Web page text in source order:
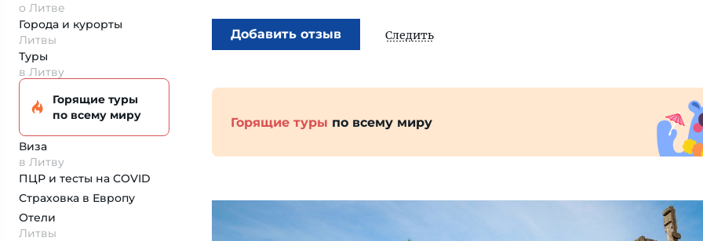
о Литве
Города и курорты
Литвы
Туры
в Литву
Горящие туры
по всему миру
Виза
в Литву
ПЦР и тесты на COVID
Страховка в Европу
Отели
Литвы
Добавить отзыв Следить
Горящие туры по всему миру